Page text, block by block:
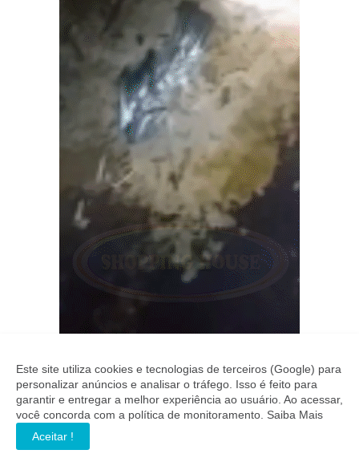
Este site utiliza cookies e tecnologias de terceiros (Google) para
personalizar anúncios e analisar o tráfego. Isso é feito para
garantir e entregar a melhor experiência ao usuário. Ao acessar,
você concorda com a política de monitoramento. Saiba Mais
Aceitar !